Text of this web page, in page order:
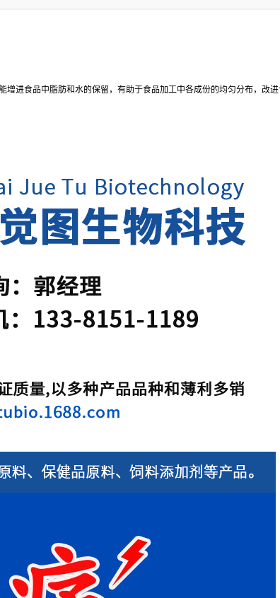
进食品中脂肪和水的保留，有助于食品加工中各成份的均匀分布，改进